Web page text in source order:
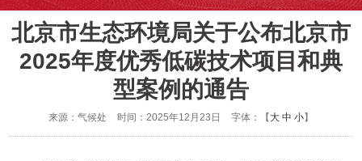
北京市生态环境局关于公布北京市
2025年度优秀低碳技术项目和典
型案例的通告
来源：气候处 时间：2025年12月23日 字体：【 大 中 小】